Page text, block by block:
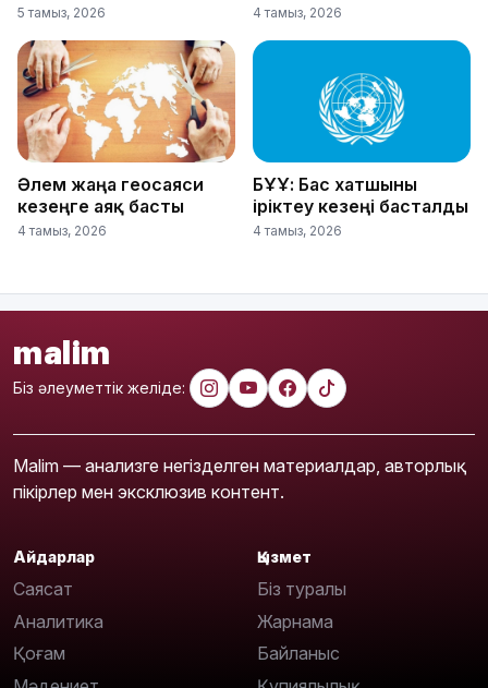
5 тамыз, 2026 4 тамыз, 2026
Әлем жаңа геосаяси
кезеңге аяқ басты
4 тамыз, 2026
БҰҰ: Бас хатшыны
іріктеу кезеңі басталды
4 тамыз, 2026
malim
Біз әлеуметтік желіде:
Malim — анализге негізделген материалдар, авторлық
пікірлер мен эксклюзив контент.
Айдарлар
Саясат
Аналитика
Қоғам
Қызмет
Біз туралы
Жарнама
Байланыс